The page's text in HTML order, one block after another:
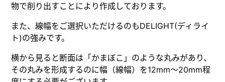
物で削り出すことにより作成しております。
また、線幅をご選択いただけるのもDELIGHT(ディライ
ト)の強みです。
横から見ると断面は「かまぼこ」のような丸みがあり、
その丸みを形成するのに幅（線幅）を12mm～20mm程